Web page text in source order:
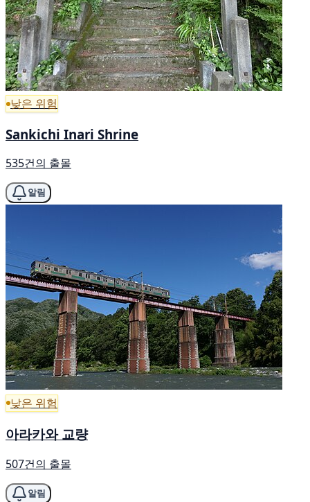
낮은 위험
Sankichi Inari Shrine
535건의 출몰
알림
낮은 위험
아라카와 교량
507건의 출몰
알림